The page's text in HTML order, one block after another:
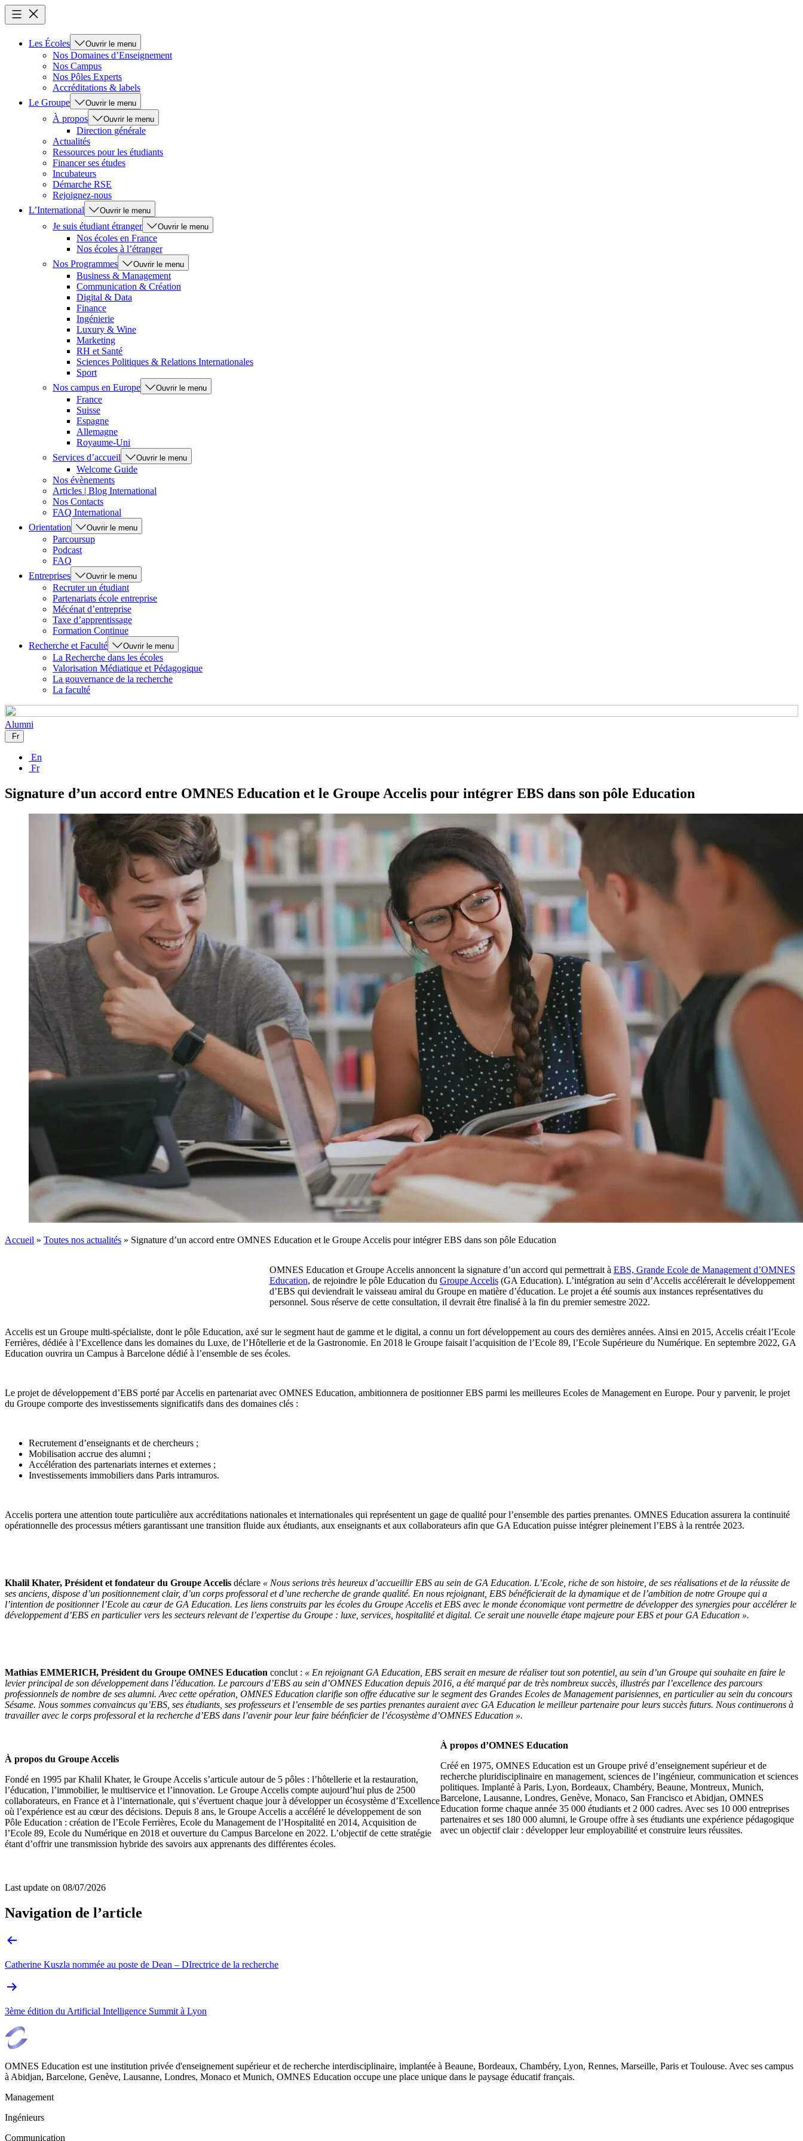
Les Écoles Ouvrir le menu
Nos Domaines d’Enseignement
Nos Campus
Nos Pôles Experts
Accréditations & labels
Le Groupe
Ouvrir le menu
À propos Ouvrir le menu
Direction générale
Actualités
Ressources pour les étudiants
Financer ses études
Incubateurs
Démarche RSE
Rejoignez-nous
L’International
Ouvrir le menu
Je suis étudiant étranger Ouvrir le menu
Nos écoles en France
Nos écoles à l’étranger
Nos Programmes
Ouvrir le menu
Business & Management
Communication & Création
Digital & Data
Finance
Ingénierie
Luxury & Wine
Marketing
RH et Santé
Sciences Politiques & Relations Internationales
Sport
Nos campus en Europe
Ouvrir le menu
France
Suisse
Espagne
Allemagne
Royaume-Uni
Services d’accueil
Ouvrir le menu
Welcome Guide
Nos évènements
Articles | Blog International
Nos Contacts
FAQ International
Orientation
Ouvrir le menu
Parcoursup
Podcast
FAQ
Entreprises
Ouvrir le menu
Recruter un étudiant
Partenariats école entreprise
Mécénat d’entreprise
Taxe d’apprentissage
Formation Continue
Recherche et Faculté
Ouvrir le menu
La Recherche dans les écoles
Valorisation Médiatique et Pédagogique
La gouvernance de la recherche
La faculté
Alumni
Fr
En
Fr
Signature d’un accord entre OMNES Education et le Groupe Accelis pour intégrer EBS dans son pôle Education
Accueil » Toutes nos actualités » Signature d’un accord entre OMNES Education et le Groupe Accelis pour intégrer EBS dans son pôle Education
OMNES Education et Groupe Accelis annoncent la signature d’un accord qui permettrait à EBS, Grande Ecole de Management d’OMNES
Education, de rejoindre le pôle Education du Groupe Accelis(GA Education). L’intégration au sein d’Accelis accélérerait le développement
d’EBS qui deviendrait le vaisseau amiral du Groupe en matière d’éducation. Le projet a été soumis aux instances représentatives du
personnel. Sous réserve de cette consultation, il devrait être finalisé à la fin du premier semestre 2022.
Accelis est un Groupe multi-spécialiste, dont le pôle Education, axé sur le segment haut de gamme et le digital, a connu un fort développement au cours des dernières années. Ainsi en 2015, Accelis créait l’Ecole
Ferrières, dédiée à l’Excellence dans les domaines du Luxe, de l’Hôtellerie et de la Gastronomie. En 2018 le Groupe faisait l’acquisition de l’Ecole 89, l’Ecole Supérieure du Numérique. En septembre 2022, GA
Education ouvrira un Campus à Barcelone dédié à l’ensemble de ses écoles.
Le projet de développement d’EBS porté par Accelis en partenariat avec OMNES Education, ambitionnera de positionner EBS parmi les meilleures Ecoles de Management en Europe. Pour y parvenir, le projet
du Groupe comporte des investissements significatifs dans des domaines clés :
Recrutement d’enseignants et de chercheurs ;
Mobilisation accrue des alumni ;
Accélération des partenariats internes et externes ;
Investissements immobiliers dans Paris intramuros.
Accelis portera une attention toute particulière aux accréditations nationales et internationales qui représentent un gage de qualité pour l’ensemble des parties prenantes. OMNES Education assurera la continuité
opérationnelle des processus métiers garantissant une transition fluide aux étudiants, aux enseignants et aux collaborateurs afin que GA Education puisse intégrer pleinement l’EBS à la rentrée 2023.
Khalil Khater, Président et fondateur du Groupe Accelis déclare « Nous serions très heureux d’accueillir EBS au sein de GA Education. L’Ecole, riche de son histoire, de ses réalisations et de la réussite de
ses anciens, dispose d’un positionnement clair, d’un corps professoral et d’une recherche de grande qualité. En nous rejoignant, EBS bénéficierait de la dynamique et de l’ambition de notre Groupe qui a
l’intention de positionner l’Ecole au cœur de GA Education. Les liens construits par les écoles du Groupe Accelis et EBS avec le monde économique vont permettre de développer des synergies pour accélérer le
développement d’EBS en particulier vers les secteurs relevant de l’expertise du Groupe : luxe, services, hospitalité et digital. Ce serait une nouvelle étape majeure pour EBS et pour GA Education ».
Mathias EMMERICH, Président du Groupe OMNES Education conclut : « En rejoignant GA Education, EBS serait en mesure de réaliser tout son potentiel, au sein d’un Groupe qui souhaite en faire le
levier principal de son développement dans l’éducation. Le parcours d’EBS au sein d’OMNES Education depuis 2016, a été marqué par de très nombreux succès, illustrés par l’excellence des parcours
professionnels de nombre de ses alumni. Avec cette opération, OMNES Education clarifie son offre éducative sur le segment des Grandes Ecoles de Management parisiennes, en particulier au sein du concours
Sésame. Nous sommes convaincus qu’EBS, ses étudiants, ses professeurs et l’ensemble de ses parties prenantes auraient avec GA Education le meilleur partenaire pour leurs succès futurs. Nous continuerons à
travailler avec le corps professoral et la recherche d’EBS dans l’avenir pour leur faire béénficier de l’écosystème d’OMNES Education ».
À propos du Groupe Accelis
Fondé en 1995 par Khalil Khater, le Groupe Accelis s’articule autour de 5 pôles : l’hôtellerie et la restauration,
l’éducation, l’immobilier, le multiservice et l’innovation. Le Groupe Accelis compte aujourd’hui plus de 2500
collaborateurs, en France et à l’internationale, qui s’évertuent chaque jour à développer un écosystème d’Excellence
où l’expérience est au cœur des décisions. Depuis 8 ans, le Groupe Accelis a accéléré le développement de son
Pôle Education : création de l’Ecole Ferrières, Ecole du Management de l’Hospitalité en 2014, Acquisition de
l’Ecole 89, Ecole du Numérique en 2018 et ouverture du Campus Barcelone en 2022. L’objectif de cette stratégie
étant d’offrir une transmission hybride des savoirs aux apprenants des différentes écoles.
À propos d’OMNES Education
Créé en 1975, OMNES Education est un Groupe privé d’enseignement supérieur et de
recherche pluridisciplinaire en management, sciences de l’ingénieur, communication et sciences
politiques. Implanté à Paris, Lyon, Bordeaux, Chambéry, Beaune, Montreux, Munich,
Barcelone, Lausanne, Londres, Genève, Monaco, San Francisco et Abidjan, OMNES
Education forme chaque année 35 000 étudiants et 2 000 cadres. Avec ses 10 000 entreprises
partenaires et ses 180 000 alumni, le Groupe offre à ses étudiants une expérience pédagogique
avec un objectif clair : développer leur employabilité et construire leurs réussites.
Last update on 08/07/2026
Navigation de l’article
Catherine Kuszla nommée au poste de Dean – DIrectrice de la recherche
3ème édition du Artificial Intelligence Summit à Lyon
OMNES Education est une institution privée d'enseignement supérieur et de recherche interdisciplinaire, implantée à Beaune, Bordeaux, Chambéry, Lyon, Rennes, Marseille, Paris et Toulouse. Avec ses campus
à Abidjan, Barcelone, Genève, Lausanne, Londres, Monaco et Munich, OMNES Education occupe une place unique dans le paysage éducatif français.
Management
Ingénieurs
Communication